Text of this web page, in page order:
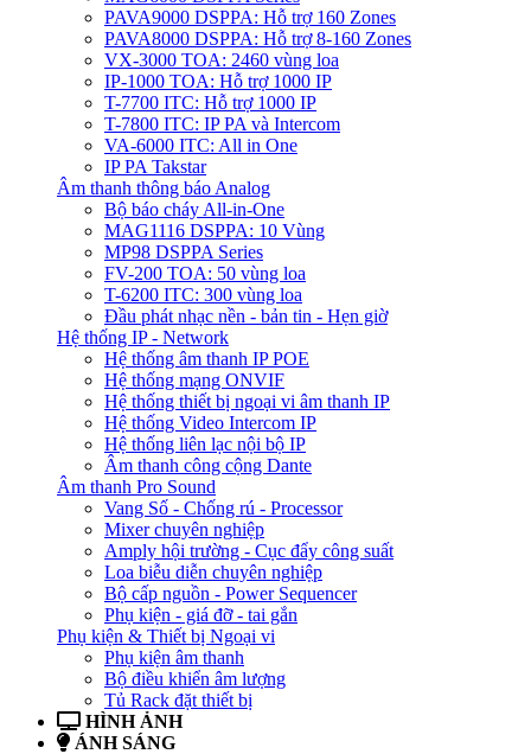
PAVA9000 DSPPA: Hỗ trợ 160 Zones
PAVA8000 DSPPA: Hỗ trợ 8-160 Zones
VX-3000 TOA: 2460 vùng loa
IP-1000 TOA: Hỗ trợ 1000 IP
T-7700 ITC: Hỗ trợ 1000 IP
T-7800 ITC: IP PA và Intercom
VA-6000 ITC: All in One
IP PA Takstar
Âm thanh thông báo Analog
Bộ báo cháy All-in-One
MAG1116 DSPPA: 10 Vùng
MP98 DSPPA Series
FV-200 TOA: 50 vùng loa
T-6200 ITC: 300 vùng loa
Đầu phát nhạc nền - bản tin - Hẹn giờ
Hệ thống IP - Network
Hệ thống âm thanh IP POE
Hệ thống mạng ONVIF
Hệ thống thiết bị ngoại vi âm thanh IP
Hệ thống Video Intercom IP
Hệ thống liên lạc nội bộ IP
Âm thanh công cộng Dante
Âm thanh Pro Sound
Vang Số - Chống rú - Processor
Mixer chuyên nghiệp
Amply hội trường - Cục đẩy công suất
Loa biễu diễn chuyên nghiệp
Bộ cấp nguồn - Power Sequencer
Phụ kiện - giá đỡ - tai gắn
Phụ kiện & Thiết bị Ngoại vi
Phụ kiện âm thanh
Bộ điều khiển âm lượng
Tủ Rack đặt thiết bị
HÌNH ẢNH
ÁNH SÁNG